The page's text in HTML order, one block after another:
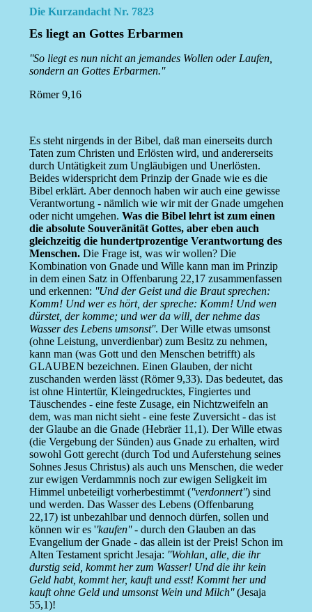
Die Kurzandacht Nr. 7823
Es liegt an Gottes Erbarmen
''So liegt es nun nicht an jemandes Wollen oder Laufen,
sondern an Gottes Erbarmen.''
Römer 9,16
Es steht nirgends in der Bibel, daß man einerseits durch
Taten zum Christen und Erlösten wird, und andererseits
durch Untätigkeit zum Ungläubigen und Unerlösten.
Beides widerspricht dem Prinzip der Gnade wie es die
Bibel erklärt. Aber dennoch haben wir auch eine gewisse
Verantwortung - nämlich wie wir mit der Gnade umgehen
oder nicht umgehen. Was die Bibel lehrt ist zum einen
die absolute Souveränität Gottes, aber eben auch
gleichzeitig die hundertprozentige Verantwortung des
Menschen.Die Frage ist, was wir wollen? Die
Kombination von Gnade und Wille kann man im Prinzip
in dem einen Satz in Offenbarung 22,17 zusammenfassen
und erkennen: ''Und der Geist und die Braut sprechen:
Komm! Und wer es hört, der spreche: Komm! Und wen
dürstet, der komme; und wer da will, der nehme das
Wasser des Lebens umsonst''. Der Wille etwas umsonst
(ohne Leistung, unverdienbar) zum Besitz zu nehmen,
kann man (was Gott und den Menschen betrifft) als
GLAUBEN bezeichnen. Einen Glauben, der nicht
zuschanden werden lässt (Römer 9,33). Das bedeutet, das
ist ohne Hintertür, Kleingedrucktes, Fingiertes und
Täuschendes - eine feste Zusage, ein Nichtzweifeln an
dem, was man nicht sieht - eine feste Zuversicht - das ist
der Glaube an die Gnade (Hebräer 11,1). Der Wille etwas
(die Vergebung der Sünden) aus Gnade zu erhalten, wird
sowohl Gott gerecht (durch Tod und Auferstehung seines
Sohnes Jesus Christus) als auch uns Menschen, die weder
zur ewigen Verdammnis noch zur ewigen Seligkeit im
Himmel unbeteiligt vorherbestimmt (''verdonnert'') sind
und werden. Das Wasser des Lebens (Offenbarung
22,17) ist unbezahlbar und dennoch dürfen, sollen und
können wir es ''kaufen''- durch den Glauben an das
Evangelium der Gnade - das allein ist der Preis! Schon im
Alten Testament spricht Jesaja: ''Wohlan, alle, die ihr
durstig seid, kommt her zum Wasser! Und die ihr kein
Geld habt, kommt her, kauft und esst! Kommt her und
kauft ohne Geld und umsonst Wein und Milch''(Jesaja
55,1)!